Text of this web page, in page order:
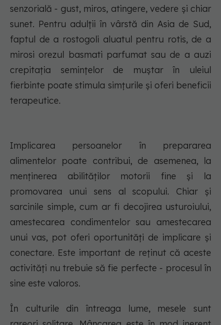
senzorială - gust, miros, atingere, vedere și chiar
sunet. Pentru adulții în vârstă din Asia de Sud,
faptul de a rostogoli aluatul pentru rotis, de a
mirosi orezul basmati parfumat sau de a auzi
crepitația semințelor de muștar în uleiul
fierbinte poate stimula simțurile și oferi beneficii
terapeutice.
Implicarea persoanelor în prepararea
alimentelor poate contribui, de asemenea, la
menținerea abilităților motorii fine și la
promovarea unui sens al scopului. Chiar și
sarcinile simple, cum ar fi decojirea usturoiului,
amestecarea condimentelor sau amestecarea
unui vas, pot oferi oportunități de implicare și
conectare. Este important de reținut că aceste
activități nu trebuie să fie perfecte - procesul în
sine este valoros.
În culturile din întreaga lume, mesele sunt